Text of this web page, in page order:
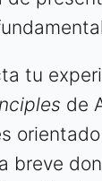
tu
de
breve